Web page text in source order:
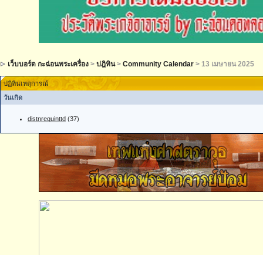
เว็บบอร์ด กะฉ่อนพระเครื่อง > ปฎิทิน> Community Calendar > 13 เมษายน 2025
ปฏิทินเหตุการณ์
วันเกิด
distnrequinttd (37)